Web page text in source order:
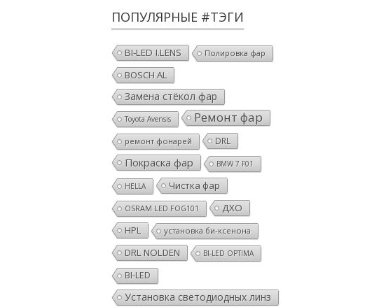
ПОПУЛЯРНЫЕ #ТЭГИ
BI-LED I.LENS Полировка фар
BOSCH AL
Замена стёкол фар
Toyota Avensis Ремонт фар
ремонт фонарей DRL
Покраска фар BMW 7 F01
HELLA Чистка фар
OSRAM LED FOG101
ДХО
HPL
установка би-ксенона
DRL NOLDEN BI-LED OPTIMA
BI-LED
Установка светодиодных линз